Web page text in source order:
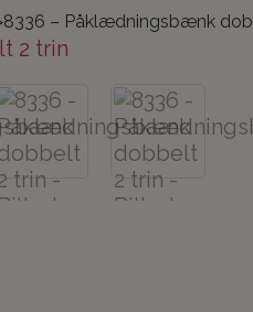
8336 – Påklædningsbænk